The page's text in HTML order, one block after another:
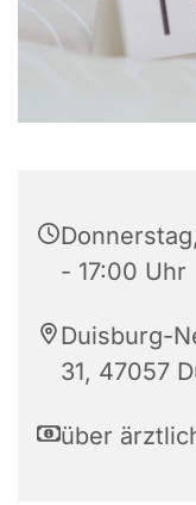
- 17:00 Uhr
Duisburg-
31, 47057
über